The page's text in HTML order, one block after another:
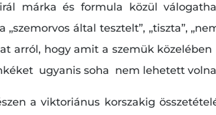
márka és formula közül
által tesztelt”, „tiszta”,
arról, hogy amit a szemük
ugyanis soha nem lehetett
a viktoriánus korszakig